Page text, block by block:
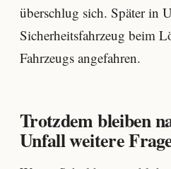
überschlug sich. Später in
Sicherheitsfahrzeug beim
Fahrzeugs angefahren.
Trotzdem bleiben
Unfall weitere